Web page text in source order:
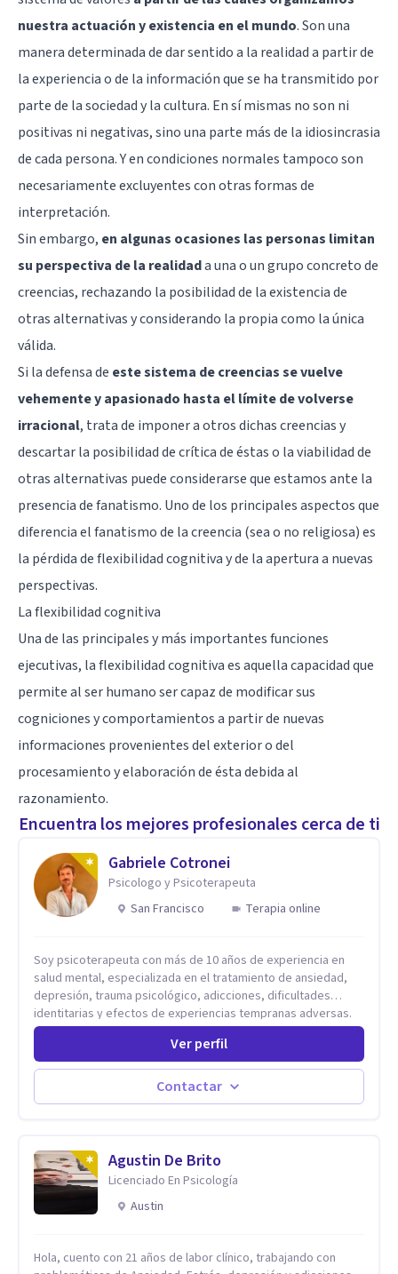
nuestra actuación y existencia en el mundo. Son una
manera determinada de dar sentido a la realidad a partir de
la experiencia o de la información que se ha transmitido por
parte de la sociedad y la cultura. En sí mismas no son ni
positivas ni negativas, sino una parte más de la idiosincrasia
de cada persona. Y en condiciones normales tampoco son
necesariamente excluyentes con otras formas de
interpretación.
Sin embargo, en algunas ocasiones las personas limitan
su perspectiva de la realidada una o un grupo concreto de
creencias, rechazando la posibilidad de la existencia de
otras alternativas y considerando la propia como la única
válida.
Si la defensa de este sistema de creencias se vuelve
vehemente y apasionado hasta el límite de volverse
irracional, trata de imponer a otros dichas creencias y
descartar la posibilidad de crítica de éstas o la viabilidad de
otras alternativas puede considerarse que estamos ante la
presencia de fanatismo. Uno de los principales aspectos que
diferencia el fanatismo de la creencia (sea o no religiosa) es
la pérdida de flexibilidad cognitiva y de la apertura a nuevas
perspectivas.
La flexibilidad cognitiva
Una de las principales y más importantesfunciones
ejecutivas, la flexibilidad cognitiva es aquella capacidad que
permite al ser humano ser capaz de modificar sus
cogniciones y comportamientos a partir de nuevas
informaciones provenientes del exterior o del
procesamiento y elaboración de ésta debida al
razonamiento.
Encuentra los mejores profesionales cerca de ti
Gabriele Cotronei
Psicologo y Psicoterapeuta
San Francisco
Terapia online
Soy psicoterapeuta con más de 10 años de experiencia en
salud mental, especializada en el tratamiento de ansiedad,
depresión, trauma psicológico, adicciones, dificultades
identitarias y efectos de experiencias tempranas adversas.
Ofrezco un espacio terapéutico seguro, confidencial y
profundamente humano, donde el dolor emocional puede
transformarse en autoconocimiento, regulación emocional y
psicoanálisis, terapia somática y de trauma, psicología
Psicología Analítica Junguiana. Mi abordaje también incorpora
perspectivas interculturales, ecopsicología y el trabajo
simbólico con el inconsciente, entendiendo que cada
proceso terapéutico es único y requiere una mirada
Ver perfil
Contactar
Agustin De Brito
Licenciado En Psicología
Austin
Hola, cuento con 21 años de labor clínico, trabajando con